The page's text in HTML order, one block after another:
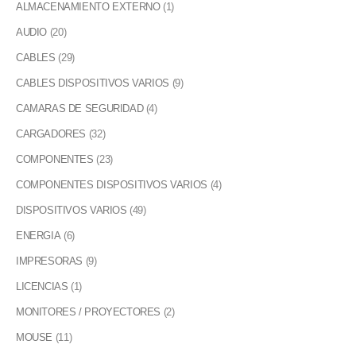
ALMACENAMIENTO EXTERNO (1)
AUDIO (20)
CABLES (29)
CABLES DISPOSITIVOS VARIOS (9)
CAMARAS DE SEGURIDAD (4)
CARGADORES (32)
COMPONENTES (23)
COMPONENTES DISPOSITIVOS VARIOS (4)
DISPOSITIVOS VARIOS (49)
ENERGIA (6)
IMPRESORAS (9)
LICENCIAS (1)
MONITORES / PROYECTORES (2)
MOUSE (11)